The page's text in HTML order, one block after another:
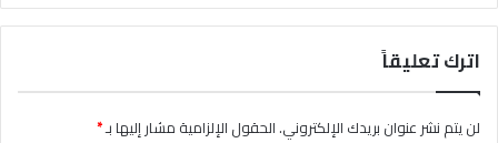
اترك تعليقاً
لن يتم نشر عنوان بريدك الإلكتروني.الحقول الإلزامية مشار إليها بـ*